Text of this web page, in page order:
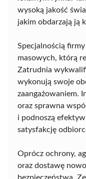
wysoką jakość
jakim obdarzają ją
Specjalnością
masowych, którą
Zatrudnia
wykonują swoje
zaangażowaniem.
oraz sprawna
i podnoszą
satysfakcję
Oprócz ochrony,
oraz dostawę